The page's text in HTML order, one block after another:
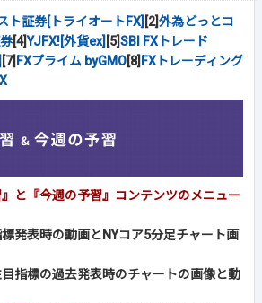
ト証券[トライオートFX] [2]外為どっとコ
[4]YJFX![外貨ex] [5]SBI FXトレード
[7] FXプライム byGMO[8] FXトレーディング
と『今週の予習』コンテンツのメニュー
標発表時の動画とNYコア5分足チャート画
目指標の過去発表時のチャートの画像と動